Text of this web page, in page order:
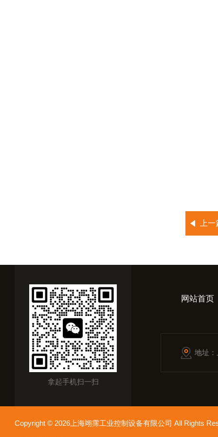
上
拿起手机扫一扫
网站首页
地址
Copyright © 2026上海翊霈工业控制设备有限公司 All Rights